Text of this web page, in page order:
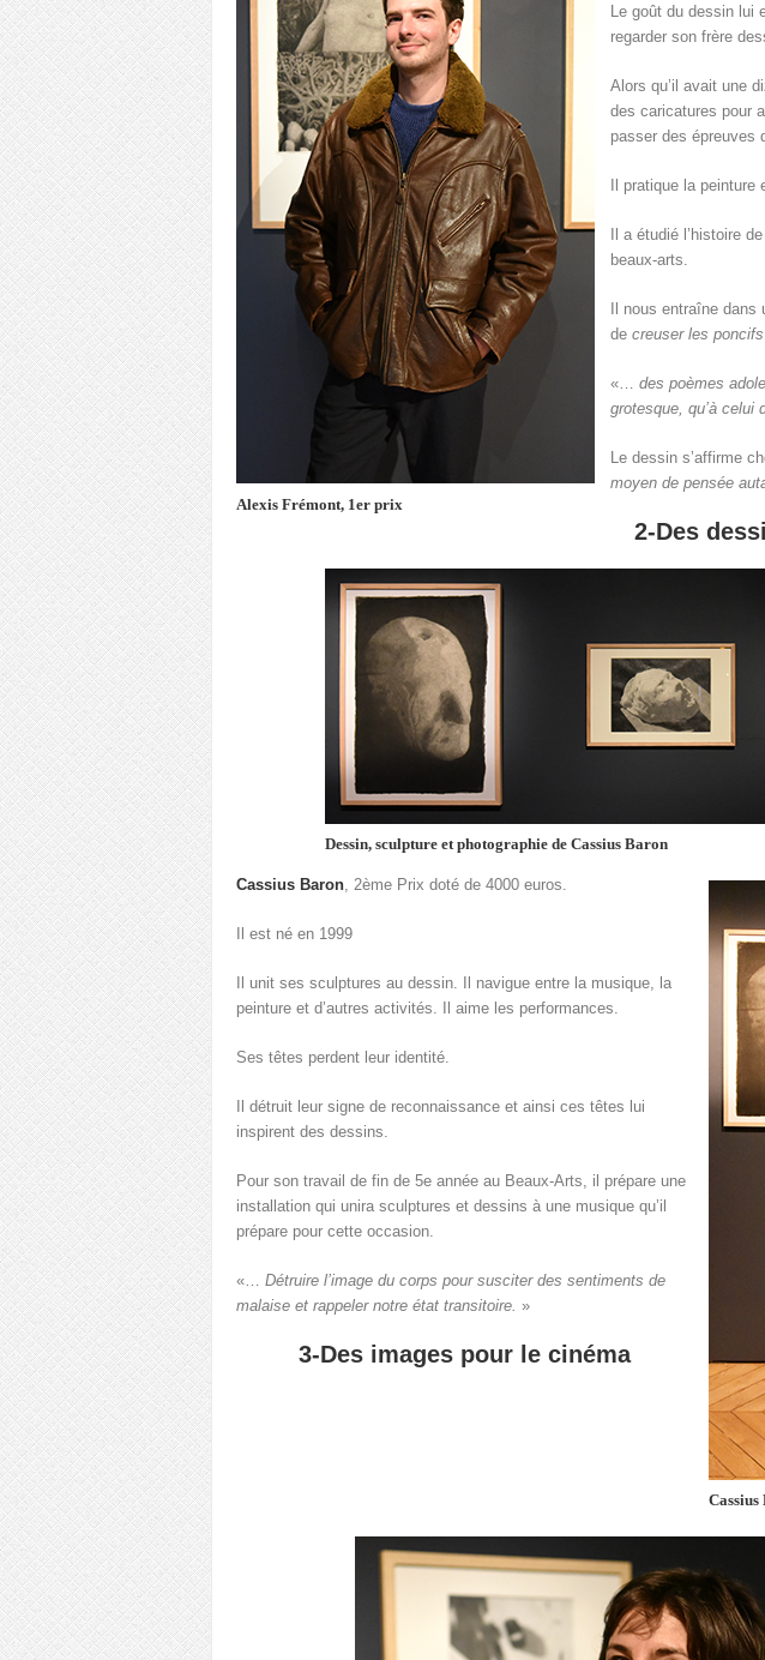
Alexis Frémont, 1er prix
Le goût du dessin lui
regarder son frère
Alors qu’il avait une
des caricatures pour
passer des épreuves
Il pratique la peinture
Il a étudié l’histoire
beaux-arts.
Il nous entraîne dans
de creuser les
«… des poèmes
grotesque, qu’à celui
Le dessin s’affirme
moyen de pensée
2-Des
Dessin, sculpture et photographie de Cassius Baron
Cassius Baron, 2ème Prix doté de 4000 euros.
Il est né en 1999
Il unit ses sculptures au dessin. Il navigue entre la musique, la
peinture et d’autres activités. Il aime les performances.
Ses têtes perdent leur identité.
Il détruit leur signe de reconnaissance et ainsi ces têtes lui
inspirent des dessins.
Pour son travail de fin de 5e année au Beaux-Arts, il prépare une
installation qui unira sculptures et dessins à une musique qu’il
prépare pour cette occasion.
«… Détruire l’image du corps pour susciter des sentiments de
malaise et rappeler notre état transitoire. »
3-Des images pour le cinéma